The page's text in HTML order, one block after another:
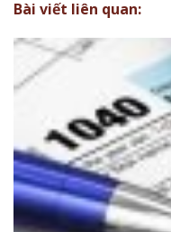
Bài viết liên quan: